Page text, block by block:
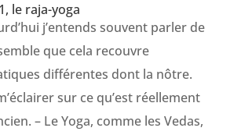
le raja-yoga
j’entends souvent parler de
que cela recouvre
différentes dont la nôtre.
sur ce qu’est réellement
– Le Yoga, comme les Vedas,